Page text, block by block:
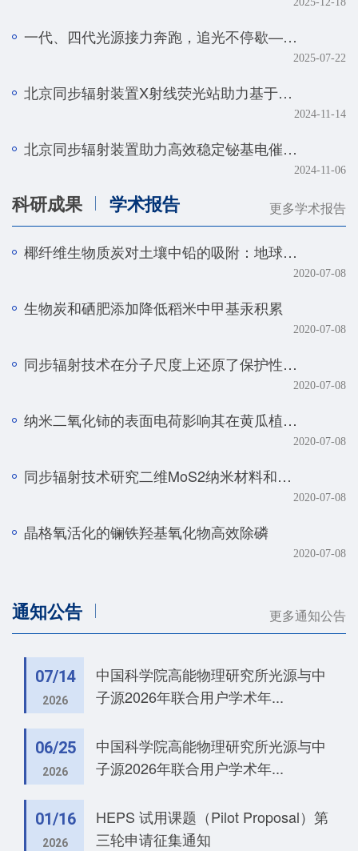
一代、四代光源接力奔跑，追光不停歇——BSRF第二十九届用户学术年会暨HEPS用户研讨会顺利召开
2025-07-22
北京同步辐射装置X射线荧光站助力基于人工智能技术的金属组学研究取得系列进展
2024-11-14
北京同步辐射装置助力高效稳定铋基电催化剂研究取得新进展
2024-11-06
科研成果 学术报告 更多学术报告
椰纤维生物质炭对土壤中铅的吸附：地球化学和光谱学研究
2020-07-08
生物炭和硒肥添加降低稻米中甲基汞积累
2020-07-08
同步辐射技术在分子尺度上还原了保护性耕作土壤磷元素的真实赋存形态
2020-07-08
纳米二氧化铈的表面电荷影响其在黄瓜植株中的转化、转运及毒性
2020-07-08
同步辐射技术研究二维MoS2纳米材料和生物体的相互作用规律
2020-07-08
晶格氧活化的镧铁羟基氧化物高效除磷
2020-07-08
通知公告 更多通知公告
07/14
2026
中国科学院高能物理研究所光源与中
子源2026年联合用户学术年...
06/25
2026
中国科学院高能物理研究所光源与中
子源2026年联合用户学术年...
01/16
2026
HEPS 试用课题（Pilot Proposal）第
三轮申请征集通知